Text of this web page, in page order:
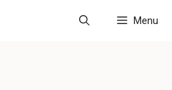
Menu